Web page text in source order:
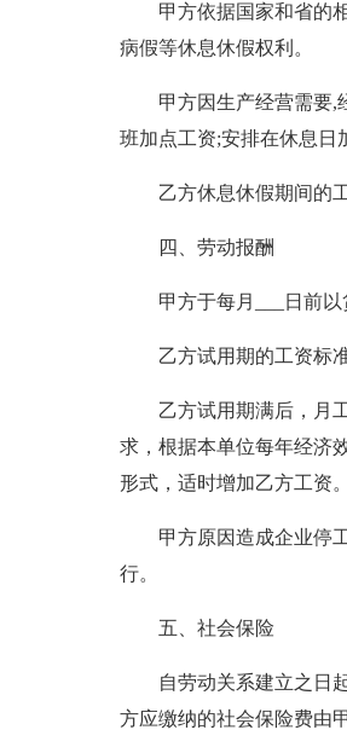
甲方依据国家和省的
病假等休息休假权利。
甲方因生产经营需要,
班加点工资;安排在休息日
乙方休息休假期间的
四、劳动报酬
甲方于每月___日前
乙方试用期的工资标
乙方试用期满后，月
求，根据本单位每年经济
形式，适时增加乙方工资。
甲方原因造成企业停
行。
五、社会保险
自劳动关系建立之日
方应缴纳的社会保险费由